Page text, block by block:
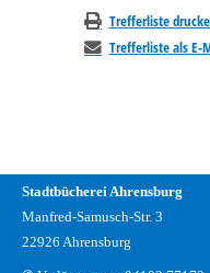
Trefferliste
Trefferliste als E-
Stadtbücherei Ahrensburg
Manfred-Samusch-Str. 3
22926 Ahrensburg